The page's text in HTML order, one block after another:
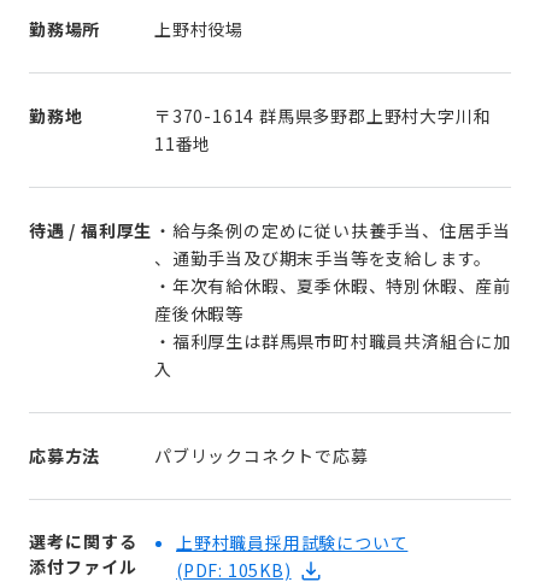
勤務場所 上野村役場
勤務地
〒370-1614 群馬県多野郡上野村大字川和
11番地
待遇 / 福利厚生 ・給与条例の定めに従い扶養手当、住居手当
、通勤手当及び期末手当等を支給します。
・年次有給休暇、夏季休暇、特別休暇、産前
産後休暇等
・福利厚生は群馬県市町村職員共済組合に加
入
応募方法 パブリックコネクトで応募
選考に関する
添付ファイル
上野村職員採用試験について
(PDF: 105KB)